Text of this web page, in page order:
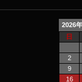
2026
日
2
9
16